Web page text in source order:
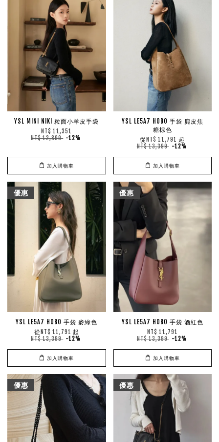
YSL MINI NIKI 粒面小羊皮手袋
NT$ 11,351
NT$ 12,899 -12%
加入購物車
YSL LE5A7 HOBO 手袋 麂皮焦
糖棕色
從 NT$ 11,791 起
NT$ 13,399 -12%
加入購物車
優惠
YSL LE5A7 HOBO 手袋 麥綠色
從 NT$ 11,791 起
NT$ 13,399 -12%
加入購物車
優惠
YSL LE5A7 HOBO 手袋 酒紅色
NT$ 11,791
NT$ 13,399 -12%
加入購物車
優惠 優惠